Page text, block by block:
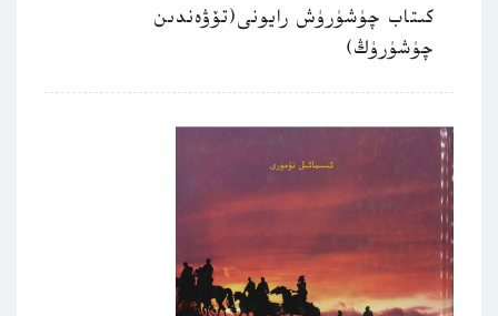
كىتاب چۈشۈرۈش رايونى(تۆۋەندىن
چۈشۈرۈڭ)